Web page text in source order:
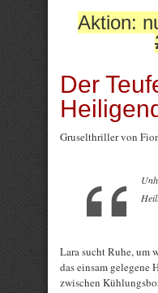
Aktion:
Der
Gruselthriller von
Lara sucht Ruhe, um
das einsam gelegene
zwischen